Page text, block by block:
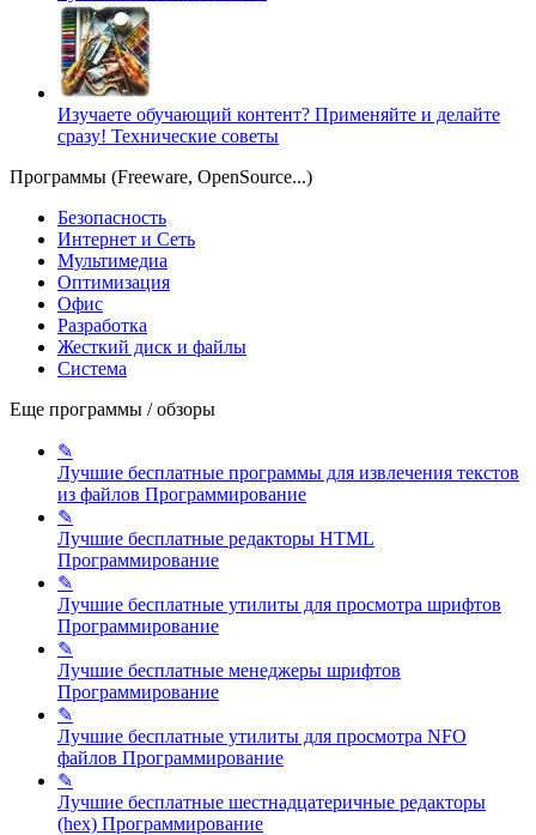
Изучаете обучающий контент? Применяйте и делайте
сразу! Технические советы
Программы (Freeware, OpenSource...)
Безопасность
Интернет и Сеть
Мультимедиа
Оптимизация
Офис
Разработка
Жесткий диск и файлы
Система
Еще программы / обзоры
✎
Лучшие бесплатные программы для извлечения текстов
из файлов Программирование
✎
Лучшие бесплатные редакторы HTML
Программирование
✎
Лучшие бесплатные утилиты для просмотра шрифтов
Программирование
✎
Лучшие бесплатные менеджеры шрифтов
Программирование
✎
Лучшие бесплатные утилиты для просмотра NFO
файлов Программирование
✎
Лучшие бесплатные шестнадцатеричные редакторы
(hex) Программирование